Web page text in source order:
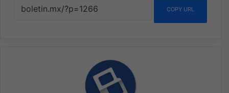
COPY URL